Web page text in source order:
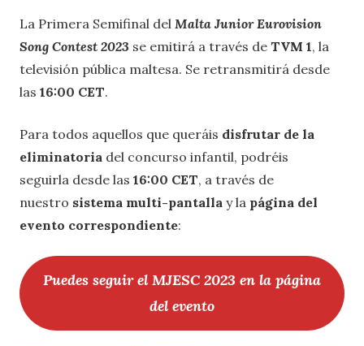
La Primera Semifinal del Malta Junior Eurovision
Song Contest 2023 se emitirá a través de TVM 1, la
televisión pública maltesa. Se retransmitirá desde
las 16:00 CET.
Para todos aquellos que queráis disfrutar de la
eliminatoria del concurso infantil, podréis
seguirla desde las 16:00 CET, a través de
nuestro sistema multi-pantalla y la página del
evento correspondiente:
Puedes seguir el MJESC 2023 en la página
del evento